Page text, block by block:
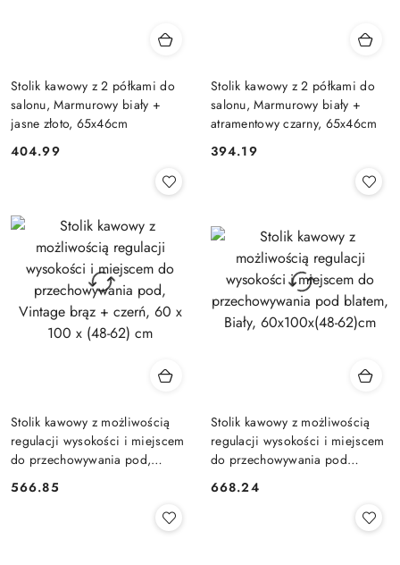
Stolik kawowy z 2 półkami do
salonu, Marmurowy biały +
jasne złoto, 65x46cm
Cena:
404.99
Stolik kawowy z 2 półkami do
salonu, Marmurowy biały +
atramentowy czarny, 65x46cm
Cena:
394.19
Stolik kawowy z możliwością
regulacji wysokości i miejscem
do przechowywania pod,
x (48-62) cm
Cena:
566.85
Stolik kawowy z możliwością
regulacji wysokości i miejscem
do przechowywania pod
62)cm
Cena:
668.24